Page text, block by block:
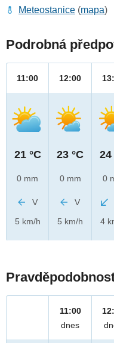
Meteostanice (mapa)
Podrobná
11:00
21 °C
0 mm
V
5 km/h
12:00
23 °C
0 mm
V
5 km/h
24
0
4
11:00
dnes